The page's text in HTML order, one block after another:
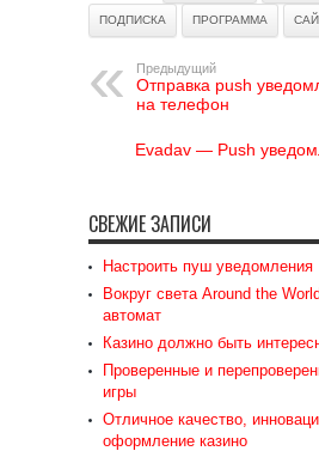
ПОДПИСКА ПРОГРАММА
Предыдущий
Отправка push
на телефон
Evadav — Push
СВЕЖИЕ ЗАПИСИ
Настроить пуш уведомления
Вокруг света Around the
автомат
Казино должно быть
Проверенные и
игры
Отличное качество,
оформление казино